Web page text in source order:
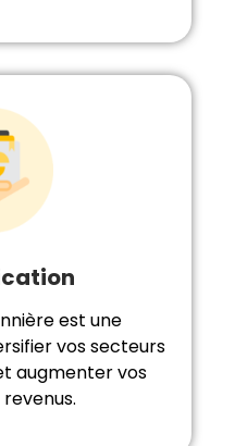
est une
vos secteurs
augmenter vos